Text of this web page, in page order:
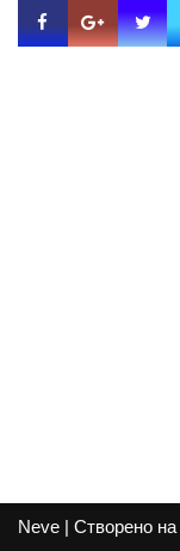
Neve | Створено на